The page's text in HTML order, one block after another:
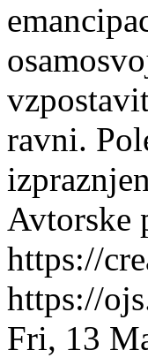
ravni.
Avtorske
https://
https://
Fri, 13